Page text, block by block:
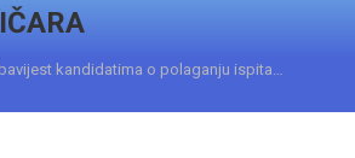
kandidatima o polaganju ispita…